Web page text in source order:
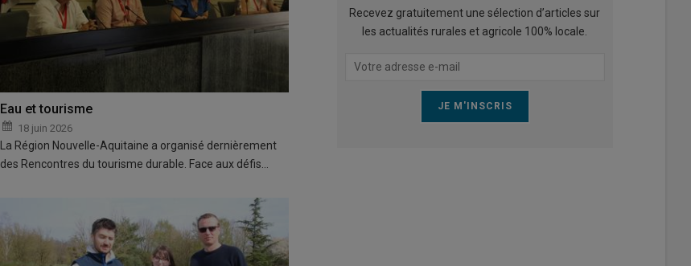
Eau et tourisme
18 juin 2026
La Région Nouvelle-Aquitaine a organisé dernièrement
des Rencontres du tourisme durable. Face aux défis…
Recevez gratuitement une sélection d’articles sur
les actualités rurales et agricole 100% locale.